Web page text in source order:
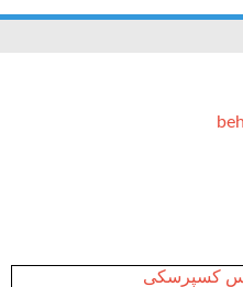
کسپرسکی